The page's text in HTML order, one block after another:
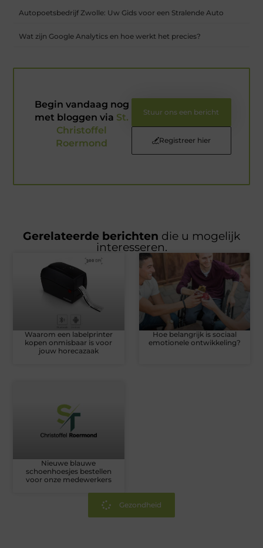
Autopoetsbedrijf Zwolle: Uw Gids voor een Stralende Auto
Wat zijn Google Analytics en hoe werkt het precies?
Begin vandaag nog
met bloggen via St.
Christoffel
Roermond
Stuur ons een bericht
Registreer hier
Gerelateerde berichten die u mogelijk
interesseren.
Waarom een labelprinter
kopen onmisbaar is voor
jouw horecazaak
Hoe belangrijk is sociaal
emotionele ontwikkeling?
Nieuwe blauwe
schoenhoesjes bestellen
voor onze medewerkers
Gezondheid